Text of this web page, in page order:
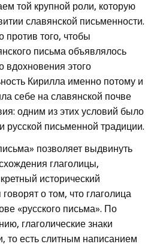
той крупной роли, которую
славянской письменности.
того, чтобы
письма объявлялось
вдохновения этого
Кирилла именно потому и
себе на славянской почве
одним из этих условий было
русской письменной традиции.
позволяет выдвинуть
глаголицы,
исторический
о том, что глаголица
«русского письма». По
глаголические знаки
то есть слитным написанием